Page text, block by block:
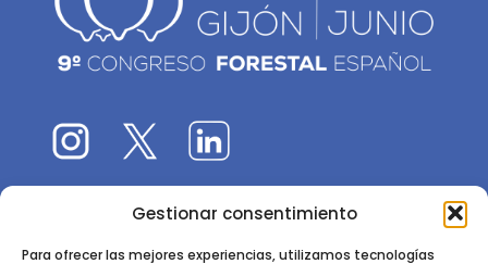
Gestionar consentimiento
Para ofrecer las mejores experiencias, utilizamos tecnologías
El 9CFE es una actividad promovida por laSociedad